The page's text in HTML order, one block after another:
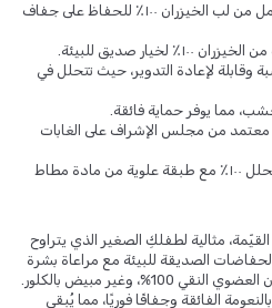
بطانة فائقة الامتصاص مصنوعة بالكامل من لب الخيزران ١٠٠٪ للحفاظ على جفاف
صديق للبيئة.
وقابلة لإعادة التدوير، حيث تتحلل في
مما يوفر حماية فائقة.
من مجلس الإشراف على الغابات
تتميز بطبقة خلفية وغلاف قابلين للتحلل ١٠٠٪ مع طبقة علوية من مادة مطاط
اكتشفي عبوات Pureborn مقاس 3 القيّمة، مثالية لطفلكِ الصغير الذي يتراوح
هذه الحفاضات الصديقة للبيئة مع مراعاة بشرة
طفلكِ الرقيقة، باستخدام لب الخيزران العضوي النقي 100%، وغير مبيض بالكلور.
الفائقة وجفافًا فوريًا، مما يُبقي